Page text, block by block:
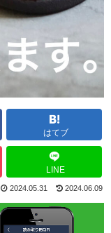
はてブ
LINE
2024.05.31 2024.06.09